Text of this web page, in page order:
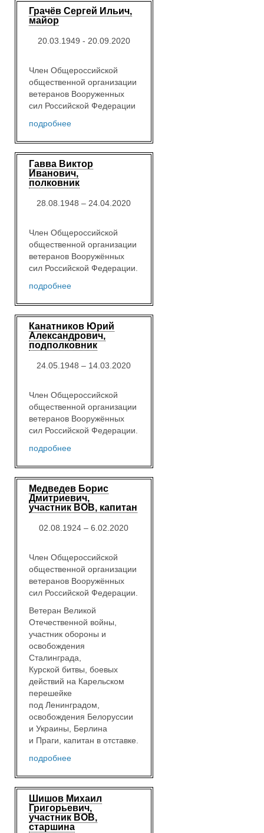
Грачёв Сергей Ильич,
майор
20.03.1949 - 20.09.2020
Член Общероссийской
общественной организации
ветеранов Вооруженных
сил Российской Федерации
подробнее
Гавва Виктор
Иванович,
полковник
28.08.1948 – 24.04.2020
Член Общероссийской
общественной организации
ветеранов Вооружённых
сил Российской Федерации.
подробнее
Канатников Юрий
Александрович,
подполковник
24.05.1948 – 14.03.2020
Член Общероссийской
общественной организации
ветеранов Вооружённых
сил Российской Федерации.
подробнее
Медведев Борис
Дмитриевич,
участник ВОВ, капитан
02.08.1924 – 6.02.2020
Член Общероссийской
общественной организации
ветеранов Вооружённых
сил Российской Федерации.
Ветеран Великой
Отечественной войны,
участник обороны и
освобождения
Сталинграда,
Курской битвы, боевых
действий на Карельском
перешейке
под Ленинградом,
освобождения Белоруссии
и Украины, Берлина
и Праги, капитан в отставке.
подробнее
Шишов Михаил
Григорьевич,
участник ВОВ,
старшина